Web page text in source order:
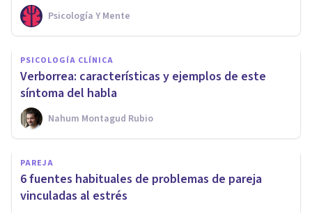
Psicología Y Mente
PSICOLOGÍA CLÍNICA
Verborrea: características y ejemplos de este
síntoma del habla
Nahum Montagud Rubio
PAREJA
6 fuentes habituales de problemas de pareja
vinculadas al estrés